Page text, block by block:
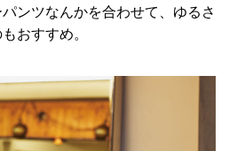
ンツなんかを合わせて、ゆるさ
おすすめ。